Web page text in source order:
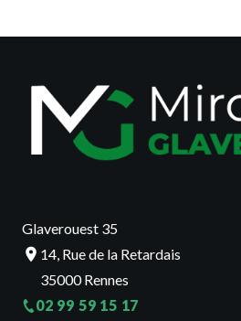
Glaverouest 35
14, Rue de la Retardais
35000 Rennes
02 99 59 15 17